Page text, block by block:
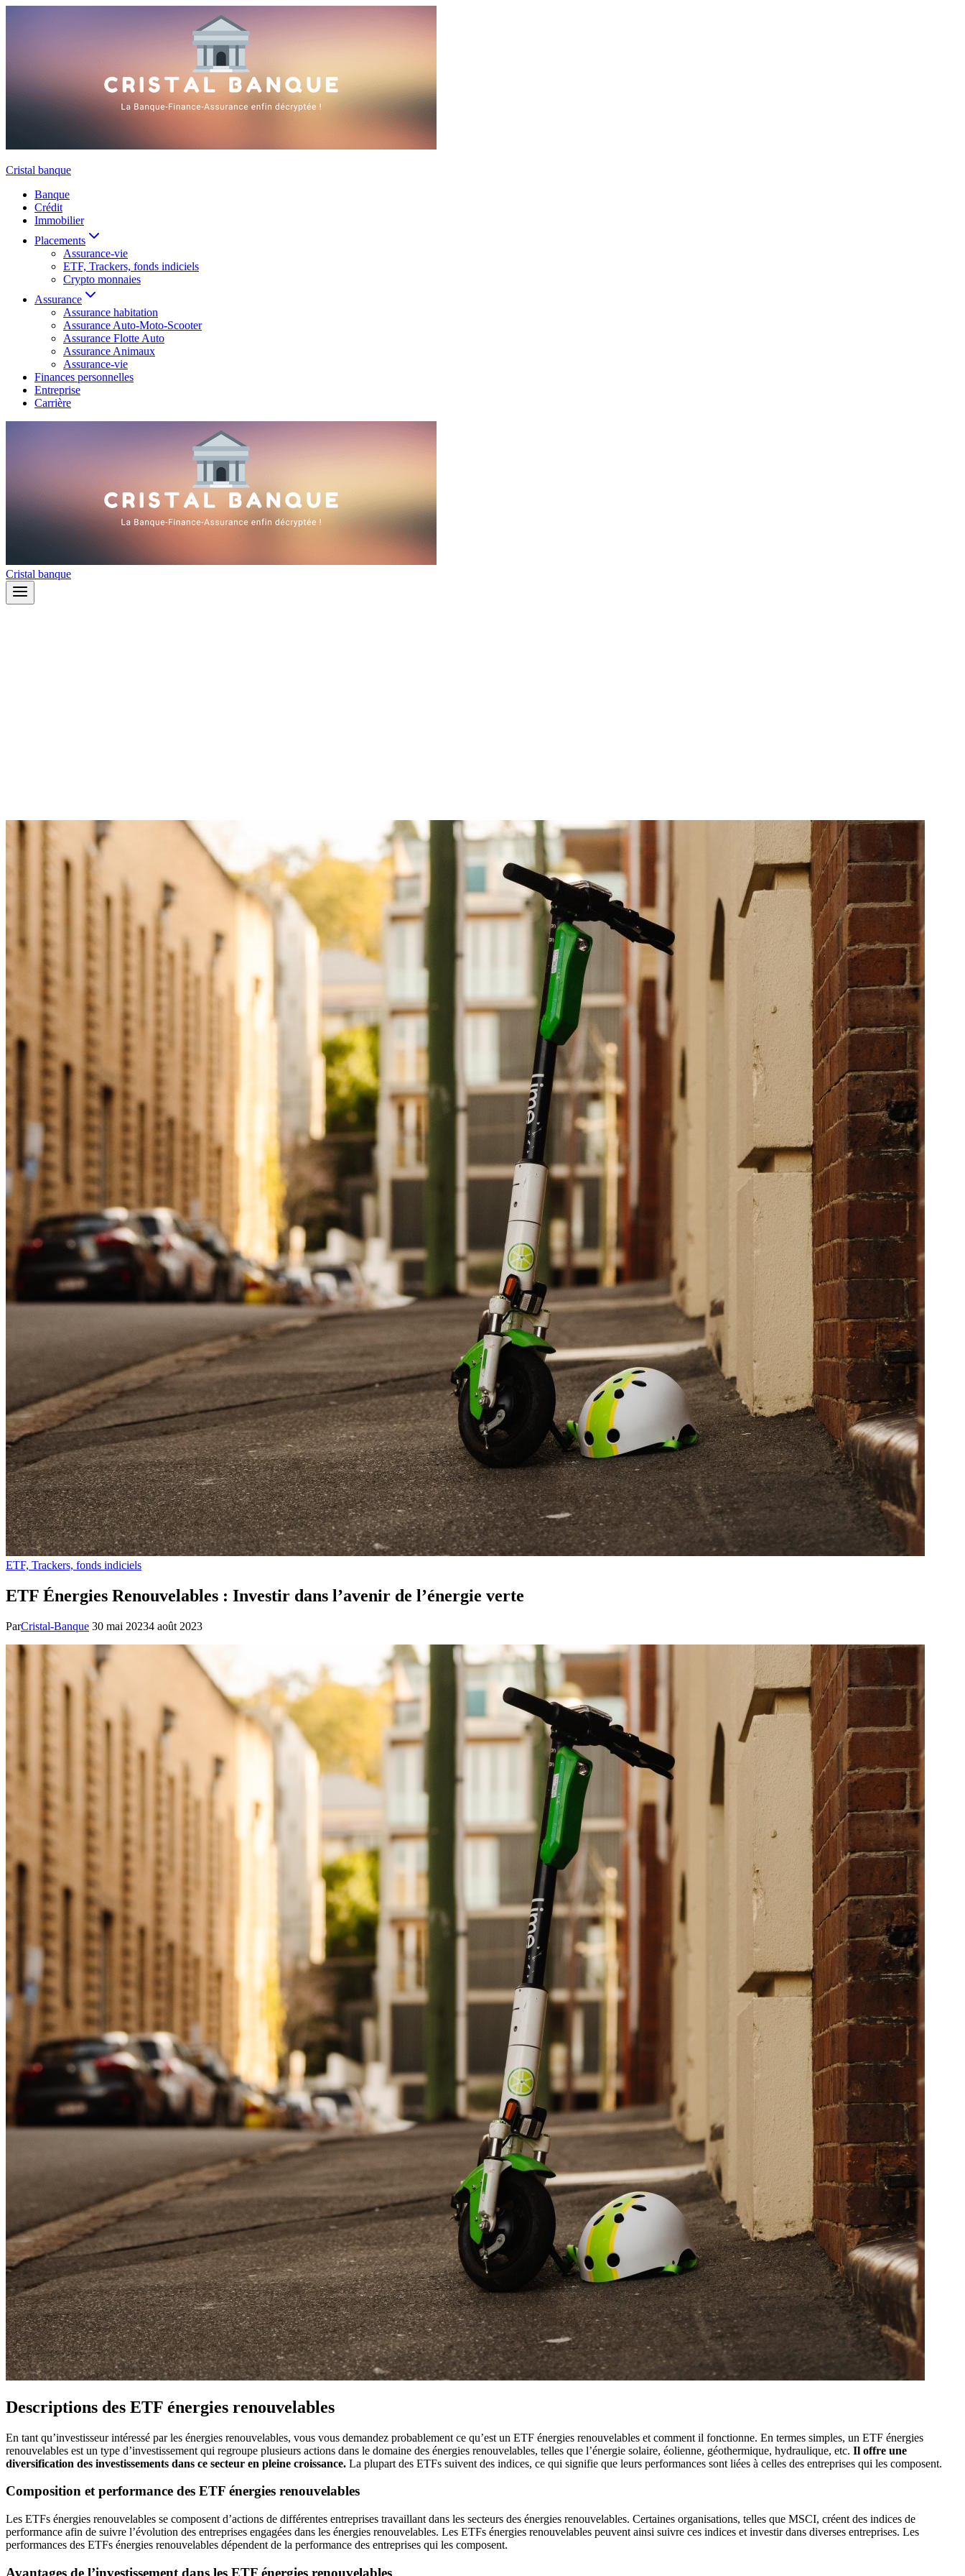
Cristal banque
Banque
Crédit
Immobilier
Placements
Assurance-vie
ETF, Trackers, fonds indiciels
Crypto monnaies
Assurance
Assurance habitation
Assurance Auto-Moto-Scooter
Assurance Flotte Auto
Assurance Animaux
Assurance-vie
Finances personnelles
Entreprise
Carrière
Cristal banque
ETF, Trackers, fonds indiciels
ETF Énergies Renouvelables : Investir dans l’avenir de l’énergie verte
ParCristal-Banque 30 mai 20234 août 2023
Descriptions des ETF énergies renouvelables
En tant qu’investisseur intéressé par les énergies renouvelables, vous vous demandez probablement ce qu’est un ETF énergies renouvelables et comment il fonctionne. En termes simples, un ETF énergies
renouvelables est un type d’investissement qui regroupe plusieurs actions dans le domaine des énergies renouvelables, telles que l’énergie solaire, éolienne, géothermique, hydraulique, etc. Il offre une
diversification des investissements dans ce secteur en pleine croissance. La plupart des ETFs suivent des indices, ce qui signifie que leurs performances sont liées à celles des entreprises qui les composent.
Composition et performance des ETF énergies renouvelables
Les ETFs énergies renouvelables se composent d’actions de différentes entreprises travaillant dans les secteurs des énergies renouvelables. Certaines organisations, telles que MSCI, créent des indices de
performance afin de suivre l’évolution des entreprises engagées dans les énergies renouvelables. Les ETFs énergies renouvelables peuvent ainsi suivre ces indices et investir dans diverses entreprises. Les
performances des ETFs énergies renouvelables dépendent de la performance des entreprises qui les composent.
Avantages de l’investissement dans les ETF énergies renouvelables